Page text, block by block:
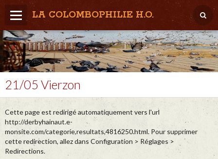
LA COLOMBOPHILIE H.O.
Home
Météo / Het weer
Lâcher / Los
Result. clubs, Provincial, (Inter)National
RFCB / KBDB
21/05 Vierzon
Cette page est redirigé automatiquement vers l'url
http://derbyhainaut.e-
monsite.com/categorie,resultats,4816250.html. Pour supprimer
cette redirection, allez dans Configuration > Réglages >
Redirections.